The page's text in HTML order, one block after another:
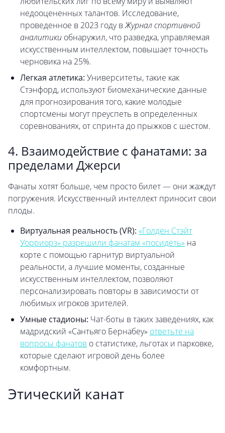
недооцененных талантов. Исследование,
проведенное в 2023 году вЖурнал спортивной
аналитики обнаружил, что разведка, управляемая
искусственным интеллектом, повышает точность
черновика на 25%.
Легкая атлетика: Университеты, такие как
Стэнфорд, используют биомеханические данные
для прогнозирования того, какие молодые
спортсмены могут преуспеть в определенных
соревнованиях, от спринта до прыжков с шестом.
4. Взаимодействие с фанатами: за
пределами Джерси
Фанаты хотят больше, чем просто билет — они жаждут
погружения. Искусственный интеллект приносит свои
плоды.
Виртуальная реальность (VR): «Голден Стэйт
Уорриорз» разрешили фанатам «посидеть» на
корте с помощью гарнитур виртуальной
реальности, а лучшие моменты, созданные
искусственным интеллектом, позволяют
персонализировать повторы в зависимости от
любимых игроков зрителей.
Умные стадионы: Чат-боты в таких заведениях, как
мадридский «Сантьяго Бернабеу» ответьте на
вопросы фанатов о статистике, льготах и парковке,
которые сделают игровой день более
комфортным.
Этический канат